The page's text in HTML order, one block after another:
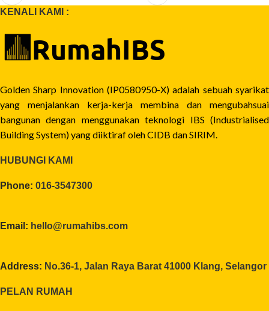
KENALI KAMI :
Golden Sharp Innovation (IP0580950-X) adalah sebuah syarikat
yang menjalankan kerja-kerja membina dan mengubahsuai
bangunan dengan menggunakan teknologi IBS (Industrialised
Building System) yang diiktiraf oleh CIDB dan SIRIM.
HUBUNGI KAMI
Phone: 016-3547300
Email: hello@rumahibs.com
Address: No.36-1, Jalan Raya Barat 41000 Klang, Selangor
PELAN RUMAH